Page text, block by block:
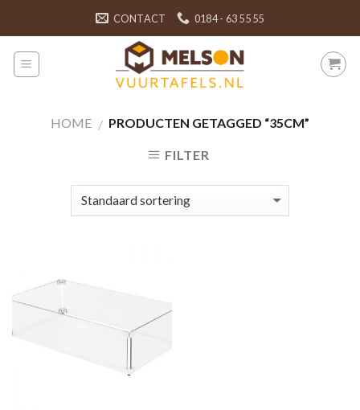
content
CONTACT 0184 - 63 55 55
HOME / PRODUCTEN GETAGGED “35CM”
FILTER